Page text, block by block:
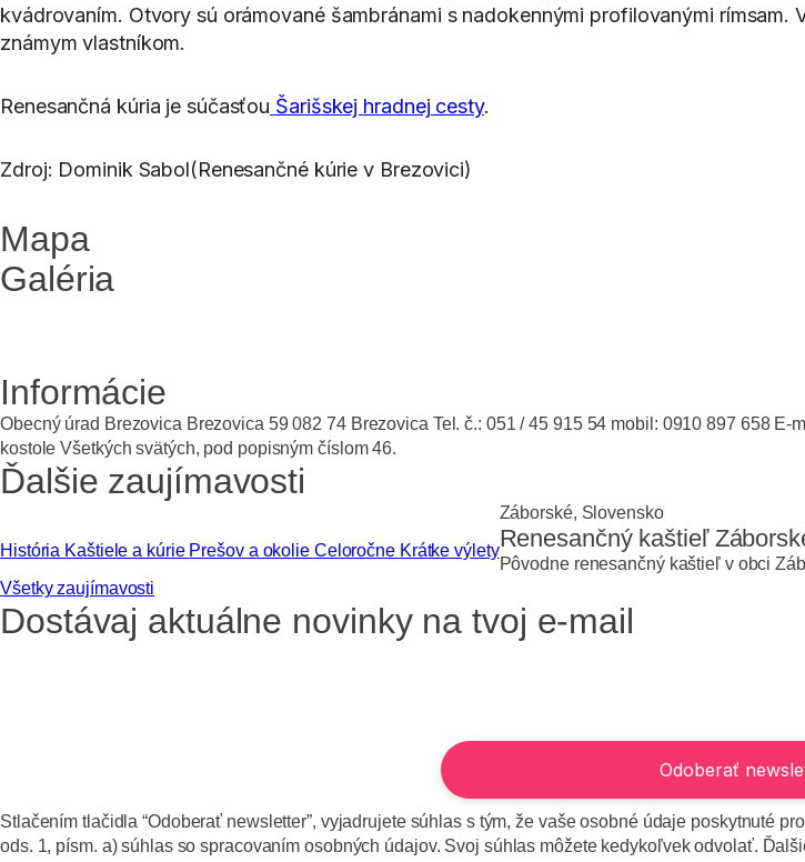
kvádrovaním. Otvory sú orámované šambránami s nadokennými profilovanými
známym vlastníkom.
Renesančná kúria je súčasťou Šarišskej hradnej cesty.
Zdroj: Dominik Sabol(Renesančné kúrie v Brezovici)
Mapa
Galéria
Informácie
Obecný úrad Brezovica Brezovica 59 082 74 Brezovica Tel. č.: 051 / 45 915 54 mobil: 0910 897 658 E-
kostole Všetkých svätých, pod popisným číslom 46.
Ďalšie zaujímavosti
História Kaštiele a kúrie Prešov a okolie Celoročne Krátke výlety
Záborské, Slovensko
Renesančný kaštieľ
Pôvodne renesančný kaštieľ v obci
Všetky zaujímavosti
Dostávaj aktuálne novinky na tvoj e-mail
Stlačením tlačidla “Odoberať newsletter”, vyjadrujete súhlas s tým, že vaše osobné údaje poskytnuté
ods. 1, písm. a) súhlas so spracovaním osobných údajov. Svoj súhlas môžete kedykoľvek odvolať.